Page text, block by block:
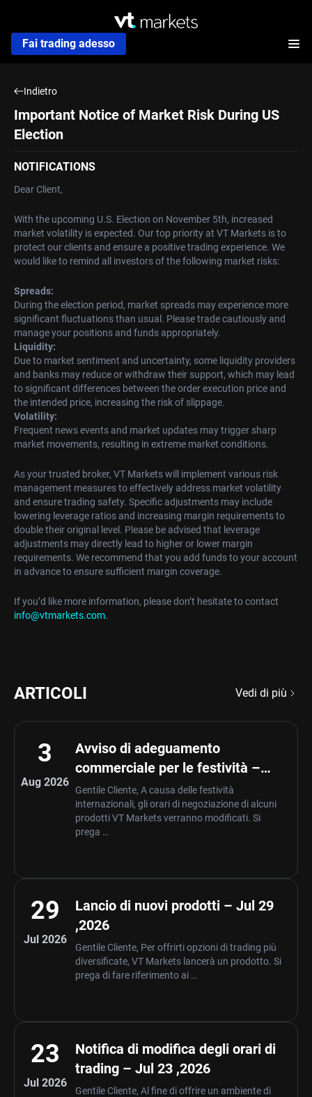
Fai trading adesso
Indietro
Important Notice of Market Risk During US
Election
NOTIFICATIONS
Dear Client,
With the upcoming U.S. Election on November 5th, increased
market volatility is expected. Our top priority at VT Markets is to
protect our clients and ensure a positive trading experience. We
would like to remind all investors of the following market risks:
Spreads:
During the election period, market spreads may experience more
significant fluctuations than usual. Please trade cautiously and
manage your positions and funds appropriately.
Liquidity:
Due to market sentiment and uncertainty, some liquidity providers
and banks may reduce or withdraw their support, which may lead
to significant differences between the order execution price and
the intended price, increasing the risk of slippage.
Volatility:
Frequent news events and market updates may trigger sharp
market movements, resulting in extreme market conditions.
As your trusted broker, VT Markets will implement various risk
management measures to effectively address market volatility
and ensure trading safety. Specific adjustments may include
lowering leverage ratios and increasing margin requirements to
double their original level. Please be advised that leverage
adjustments may directly lead to higher or lower margin
requirements. We recommend that you add funds to your account
in advance to ensure sufficient margin coverage.
If you’d like more information, please don’t hesitate to contact
info@vtmarkets.com.
ARTICOLI Vedi di più
3
Aug 2026
Avviso di adeguamento
commerciale per le festività –
Aug 03 ,2026
Gentile Cliente, A causa delle festività
internazionali, gli orari di negoziazione di alcuni
prodotti VT Markets verranno modificati. Si
prega …
29
Jul 2026
Lancio di nuovi prodotti – Jul 29
,2026
Gentile Cliente, Per offrirti opzioni di trading più
diversificate, VT Markets lancerà un prodotto. Si
prega di fare riferimento ai …
23
Jul 2026
Notifica di modifica degli orari di
trading – Jul 23 ,2026
Gentile Cliente, Al fine di offrire un ambiente di